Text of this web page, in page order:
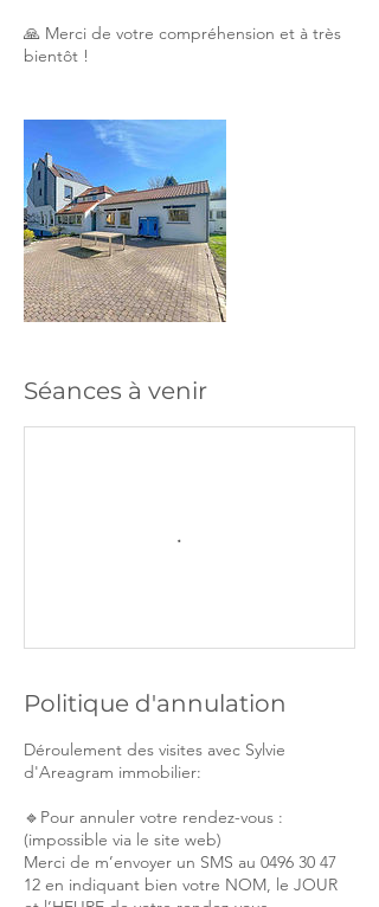
🙏 Merci de votre compréhension et à très
bientôt !
Séances à venir
Politique d'annulation
Déroulement des visites avec Sylvie
d'Areagram immobilier:
🔹Pour annuler votre rendez-vous :
(impossible via le site web)
Merci de m’envoyer un SMS au 0496 30 47
12 en indiquant bien votre NOM, le JOUR